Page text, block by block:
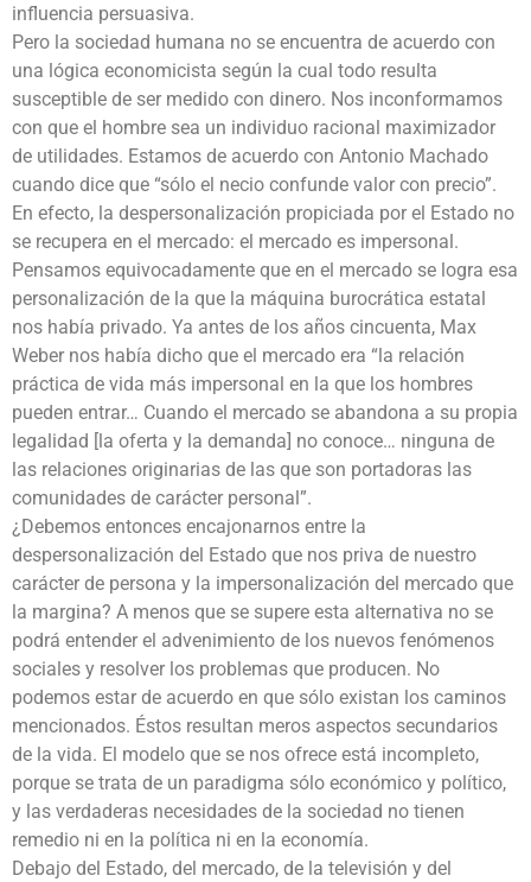
influencia persuasiva.
Pero la sociedad humana no se encuentra de acuerdo con
una lógica economicista según la cual todo resulta
susceptible de ser medido con dinero. Nos inconformamos
con que el hombre sea un individuo racional maximizador
de utilidades. Estamos de acuerdo con Antonio Machado
cuando dice que “sólo el necio confunde valor con precio”.
En efecto, la despersonalización propiciada por el Estado no
se recupera en el mercado: el mercado es impersonal.
Pensamos equivocadamente que en el mercado se logra esa
personalización de la que la máquina burocrática estatal
nos había privado. Ya antes de los años cincuenta, Max
Weber nos había dicho que el mercado era “la relación
práctica de vida más impersonal en la que los hombres
pueden entrar… Cuando el mercado se abandona a su propia
legalidad [la oferta y la demanda] no conoce… ninguna de
las relaciones originarias de las que son portadoras las
comunidades de carácter personal”.
¿Debemos entonces encajonarnos entre la
despersonalización del Estado que nos priva de nuestro
carácter de persona y la impersonalización del mercado que
la margina? A menos que se supere esta alternativa no se
podrá entender el advenimiento de los nuevos fenómenos
sociales y resolver los problemas que producen. No
podemos estar de acuerdo en que sólo existan los caminos
mencionados. Éstos resultan meros aspectos secundarios
de la vida. El modelo que se nos ofrece está incompleto,
porque se trata de un paradigma sólo económico y político,
y las verdaderas necesidades de la sociedad no tienen
remedio ni en la política ni en la economía.
Debajo del Estado, del mercado, de la televisión y del